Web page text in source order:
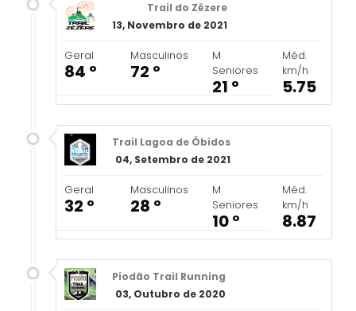
Trail do Zêzere
13, Novembro de 2021
Geral
84 º
Masculinos
72 º
M
Seniores
21 º
Méd.
km/h
5.75
Trail Lagoa de Óbidos
04, Setembro de 2021
Geral
32 º
Masculinos
28 º
M
Seniores
10 º
Méd.
km/h
8.87
Piodão Trail Running
03, Outubro de 2020